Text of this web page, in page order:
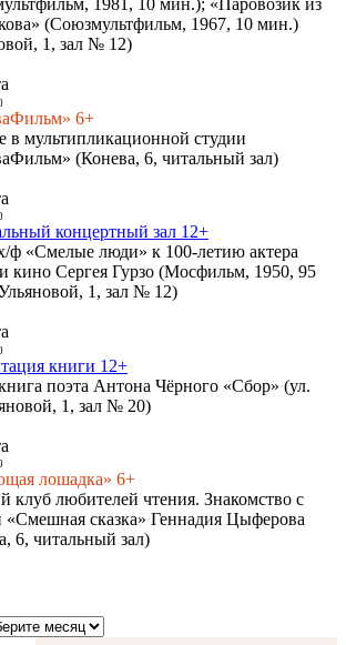
1981, 10 мин.); «Паровозик из
(Союзмультфильм, 1967, 10 мин.)
1, зал № 12)
6+
в мультипликационной студии
(Конева, 6, читальный зал)
концертный зал 12+
ф «Смелые люди» к 100-летию актера
и кино Сергея Гурзо (Мосфильм, 1950, 95
1, зал № 12)
книги 12+
поэта Антона Чёрного «Сбор» (ул.
1, зал № 20)
лошадка» 6+
клуб любителей чтения. Знакомство с
«Смешная сказка» Геннадия Цыферова
6, читальный зал)